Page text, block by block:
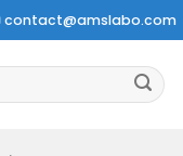
contact@amslabo.com